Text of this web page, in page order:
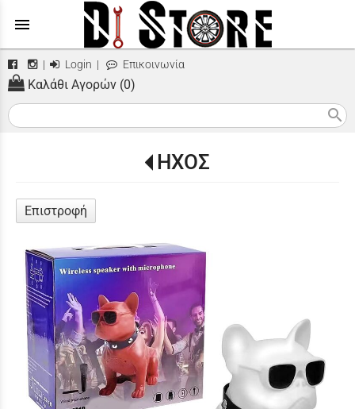
menu
| Login | Επικοινωνία
Καλάθι Αγορών (0)
search
ΗΧΟΣ
Επιστροφή